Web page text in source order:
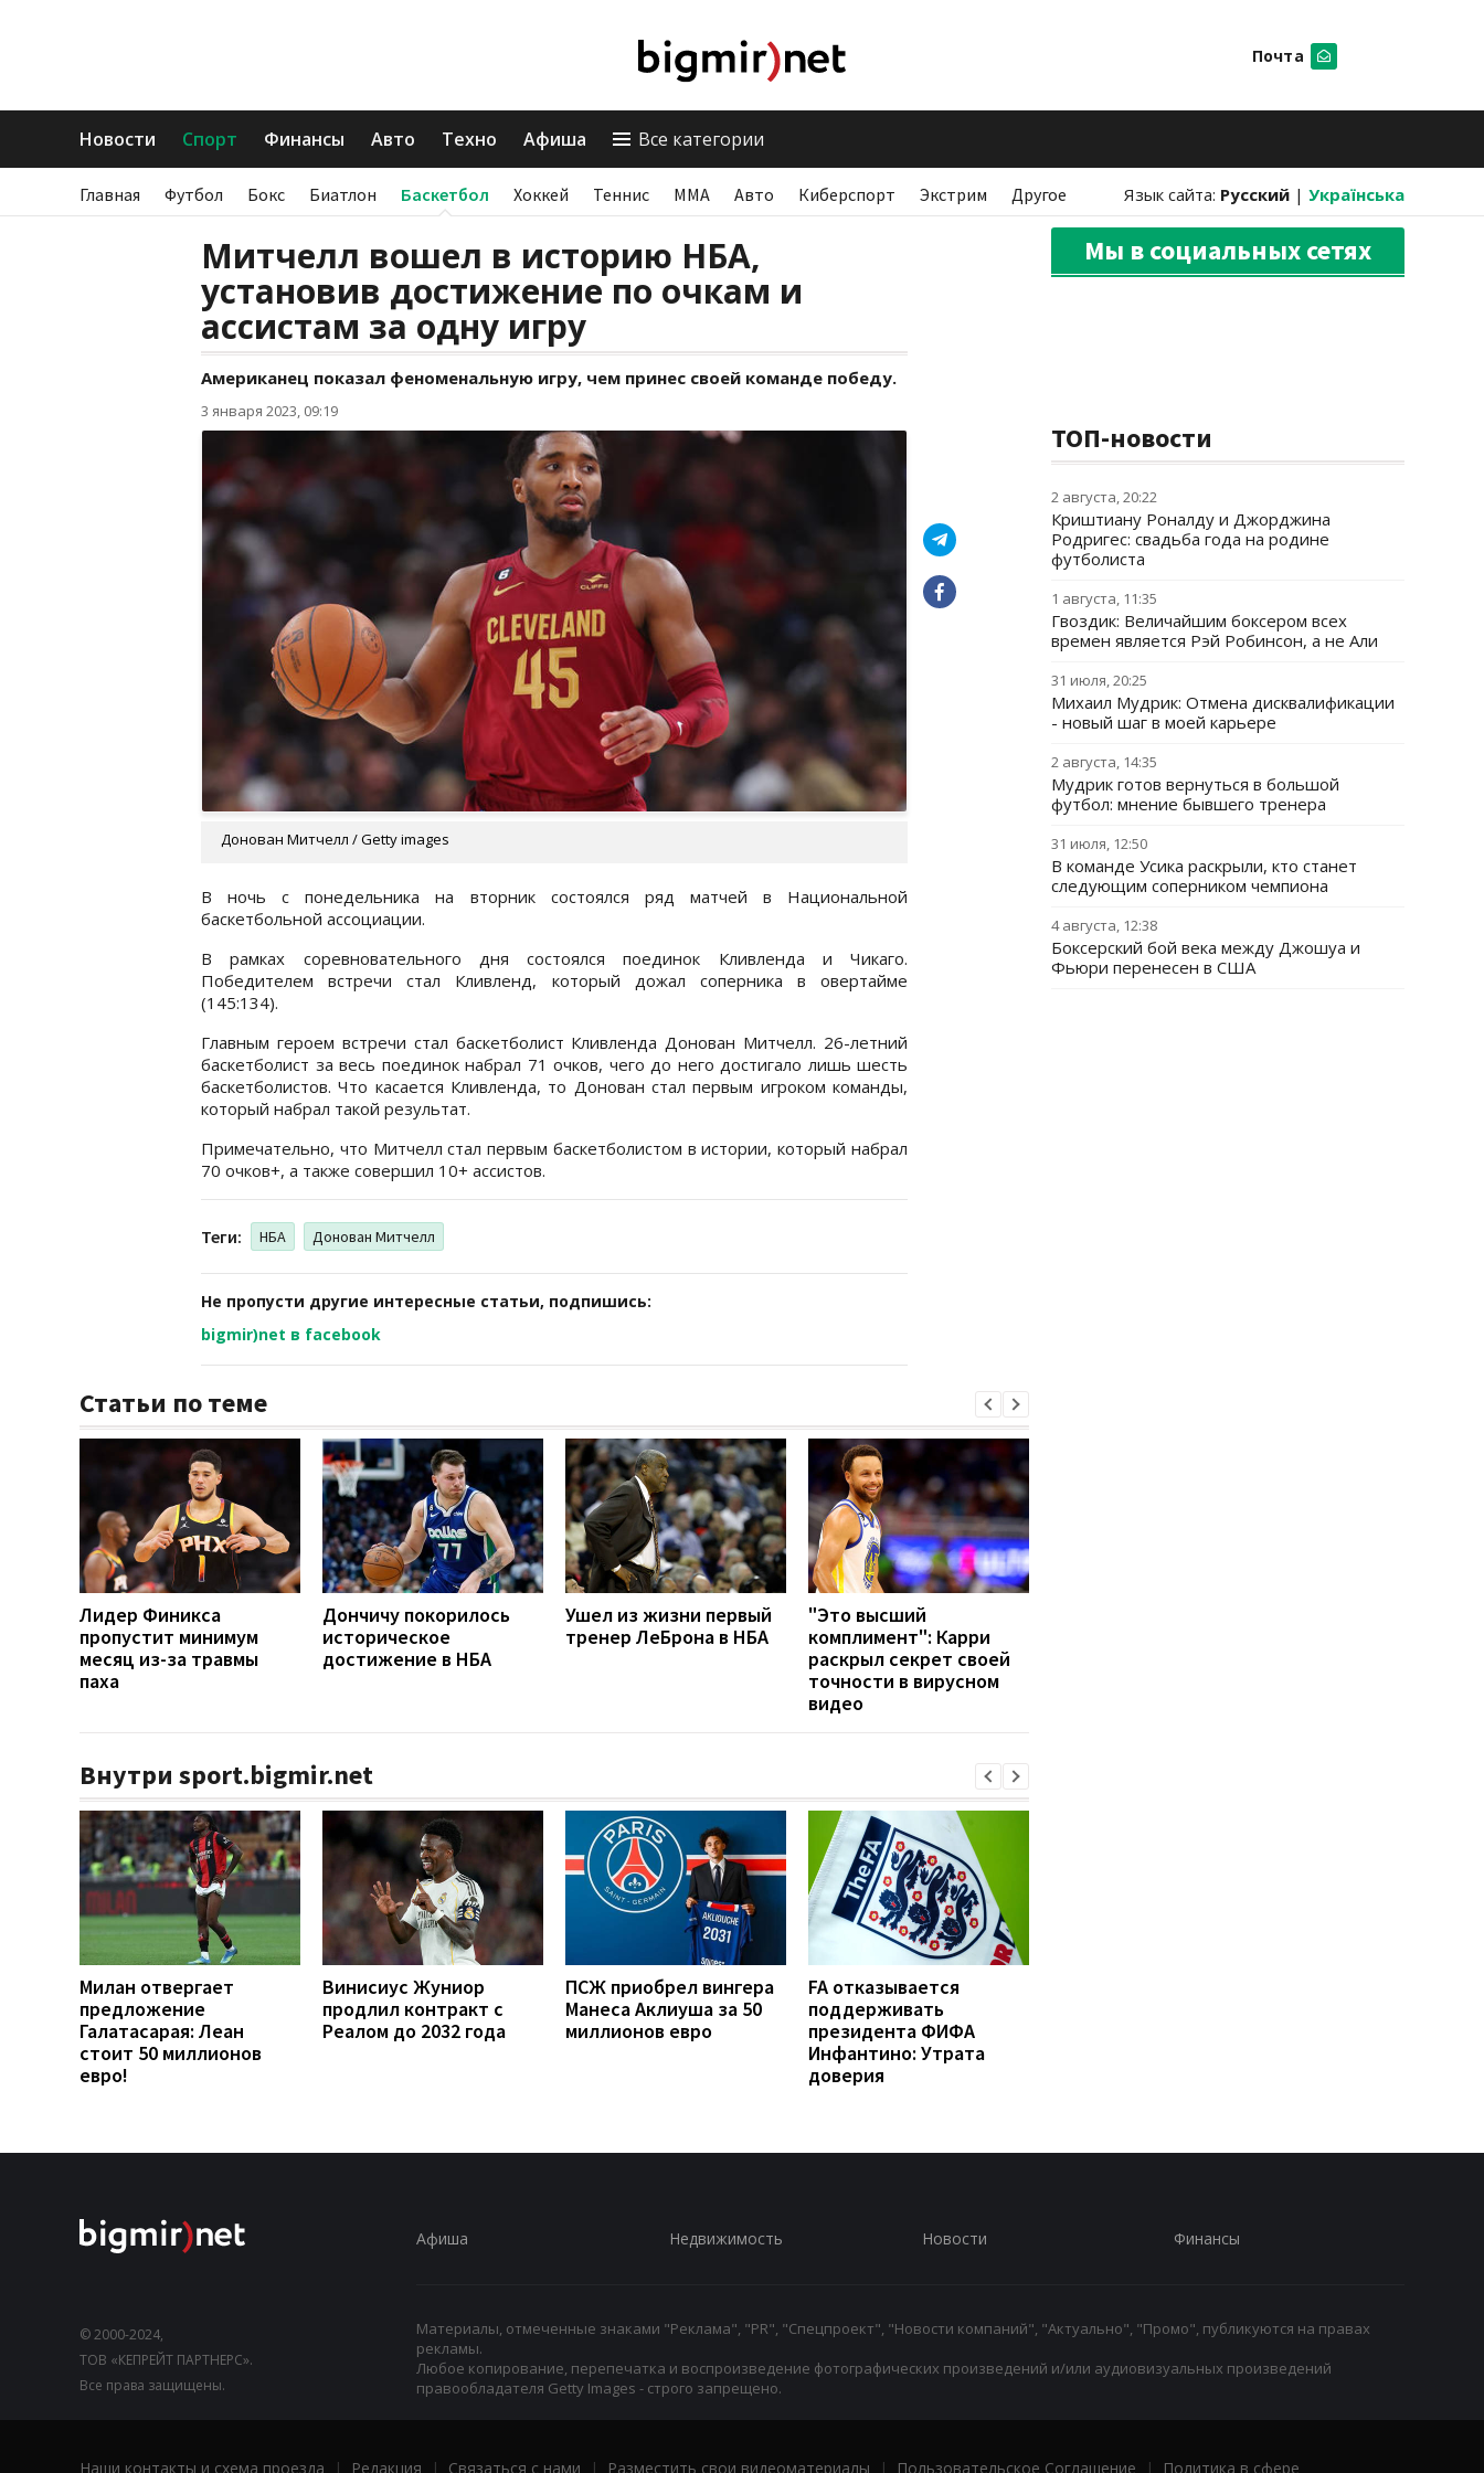
Почта
Новости Спорт Финансы Авто Техно Афиша Все категории
Главная Футбол Бокс Биатлон Баскетбол Хоккей Теннис ММА Авто Киберспорт Экстрим Другое Язык сайта: Русский | Українська
Митчелл вошел в историю НБА,
установив достижение по очкам и
ассистам за одну игру
Американец показал феноменальную игру, чем принес своей команде победу.
3 января 2023, 09:19
Донован Митчелл / Getty images
В ночь с понедельника на вторник состоялся ряд матчей в Национальной
баскетбольной ассоциации.
В рамках соревновательного дня состоялся поединок Кливленда и Чикаго.
Победителем встречи стал Кливленд, который дожал соперника в овертайме
(145:134).
Главным героем встречи стал баскетболист Кливленда Донован Митчелл. 26-летний
баскетболист за весь поединок набрал 71 очков, чего до него достигало лишь шесть
баскетболистов. Что касается Кливленда, то Донован стал первым игроком команды,
который набрал такой результат.
Примечательно, что Митчелл стал первым баскетболистом в истории, который набрал
70 очков+, а также совершил 10+ ассистов.
Теги: НБА Донован Митчелл
Не пропусти другие интересные статьи, подпишись:
bigmir)net в facebook
Статьи по теме
Лидер Финикса
пропустит минимум
месяц из-за травмы
паха
Дончичу покорилось
историческое
достижение в НБА
Ушел из жизни первый
тренер ЛеБрона в НБА
"Это высший
комплимент": Карри
раскрыл секрет своей
точности в вирусном
видео
Внутри sport.bigmir.net
Милан отвергает
предложение
Галатасарая: Леан
стоит 50 миллионов
евро!
Винисиус Жуниор
продлил контракт с
Реалом до 2032 года
ПСЖ приобрел вингера
Манеса Аклиуша за 50
миллионов евро
FA отказывается
поддерживать
президента ФИФА
Инфантино: Утрата
доверия
Мы в социальных сетях
ТОП-новости
2 августа, 20:22
Криштиану Роналду и Джорджина
Родригес: свадьба года на родине
футболиста
1 августа, 11:35
Гвоздик: Величайшим боксером всех
времен является Рэй Робинсон, а не Али
31 июля, 20:25
Михаил Мудрик: Отмена дисквалификации
- новый шаг в моей карьере
2 августа, 14:35
Мудрик готов вернуться в большой
футбол: мнение бывшего тренера
31 июля, 12:50
В команде Усика раскрыли, кто станет
следующим соперником чемпиона
4 августа, 12:38
Боксерский бой века между Джошуа и
Фьюри перенесен в США
© 2000-2024,
ТОВ «КЕПРЕЙТ ПАРТНЕРС».
Все права защищены.
Афиша Недвижимость Новости Финансы
Материалы, отмеченные знаками "Реклама", "PR", "Спецпроект", "Новости компаний", "Актуально", "Промо", публикуются на правах
рекламы.
Любое копирование, перепечатка и воспроизведение фотографических произведений и/или аудиовизуальных произведений
правообладателя Getty Images - строго запрещено.
Наши контакты и схема проезда | Редакция | Связаться с нами | Разместить свои видеоматериалы | Пользовательское Соглашение | Политика в сфере